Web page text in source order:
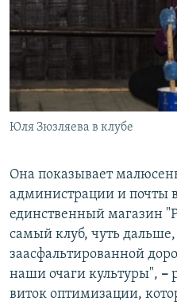
Юля Зюзляева в клубе
Она показывает
администрации и почты
единственный магазин
самый клуб, чуть
заасфальтированной
наши очаги культуры", –
виток оптимизации,